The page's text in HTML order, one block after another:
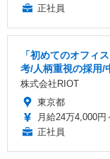
正社員
「初めてのオフィ
考/人柄重視の採用/
株式会社RIOT
東京都
月給24万4,000円
正社員